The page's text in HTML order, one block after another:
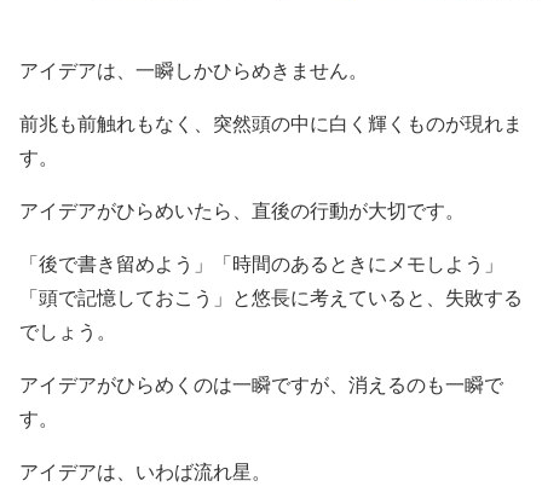
アイデアは、一瞬しかひらめきません。
前兆も前触れもなく、突然頭の中に白く輝くものが現れま
す。
アイデアがひらめいたら、直後の行動が大切です。
「後で書き留めよう」「時間のあるときにメモしよう」
「頭で記憶しておこう」と悠長に考えていると、失敗する
でしょう。
アイデアがひらめくのは一瞬ですが、消えるのも一瞬で
す。
アイデアは、いわば流れ星。